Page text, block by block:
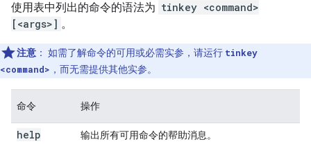
使用表中列出的命令的语法为 tinkey <command>
[<args>] 。
注意 ： 如需了解命令的可用或必需实参，请运行 tinkey
<command> ，而无需提供其他实参。
命令 操作
help 输出所有可用命令的帮助消息。